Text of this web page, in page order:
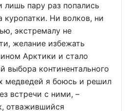
лишь пару раз попались
Ни волков, ни
экстремалу не
желание избежать
Арктики и стало
выбора континентального
медведей я боюсь и решил
встречи с ними, –
отважившийся